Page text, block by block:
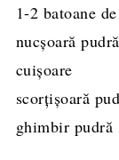
1-2 batoane
nucșoară pudră
cuișoare
scorțișoară
ghimbir pudră